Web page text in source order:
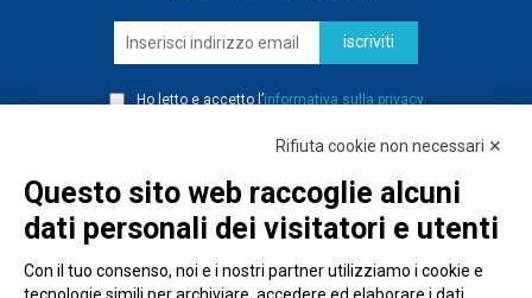
iscriviti
Ho letto e accetto l’informativa sulla privacy
Rifiuta cookie non necessari ✕
Questo sito web raccoglie alcuni
dati personali dei visitatori e utenti
Con il tuo consenso, noi e i nostri partner utilizziamo i cookie e